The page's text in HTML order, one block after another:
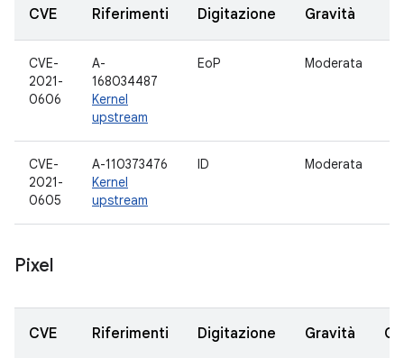
CVE Riferimenti Digitazione Gravità
CVE-
2021-
0606
A-
168034487
Kernel
upstream
EoP Moderata
CVE-
2021-
0605
A-110373476
Kernel
upstream
ID Moderata
Pixel
CVE Riferimenti Digitazione Gravità